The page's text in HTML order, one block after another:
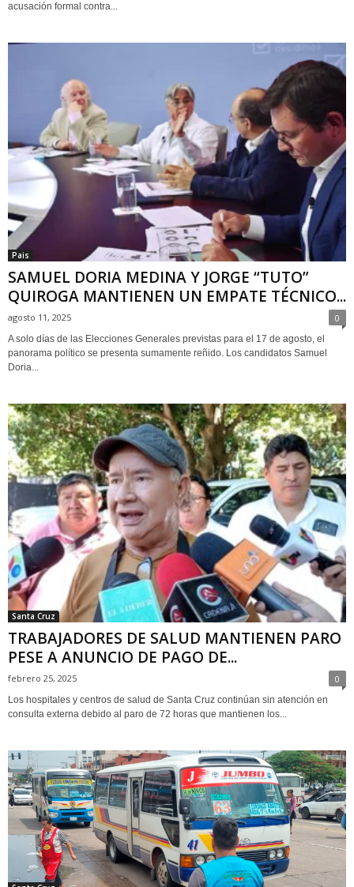
acusación formal contra...
Pais
SAMUEL DORIA MEDINA Y JORGE “TUTO”
QUIROGA MANTIENEN UN EMPATE TÉCNICO...
agosto 11, 2025 0
A solo días de las Elecciones Generales previstas para el 17 de agosto, el
panorama político se presenta sumamente reñido. Los candidatos Samuel
Doria...
Santa Cruz
TRABAJADORES DE SALUD MANTIENEN PARO
PESE A ANUNCIO DE PAGO DE...
febrero 25, 2025 0
Los hospitales y centros de salud de Santa Cruz continúan sin atención en
consulta externa debido al paro de 72 horas que mantienen los...